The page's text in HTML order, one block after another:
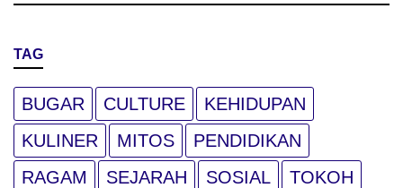
TAG
BUGAR CULTURE
KEHIDUPAN
KULINER
MITOS
PENDIDIKAN
RAGAM
SEJARAH SOSIAL
TOKOH